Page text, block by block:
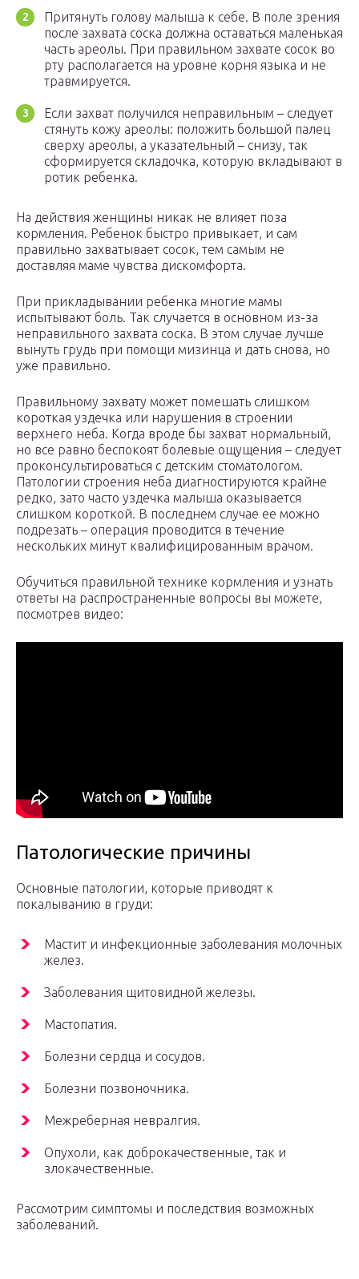
Притянуть голову малыша к себе. В поле зрения
после захвата соска должна оставаться маленькая
часть ареолы. При правильном захвате сосок во
рту располагается на уровне корня языка и не
травмируется.
Если захват получился неправильным – следует
стянуть кожу ареолы: положить большой палец
сверху ареолы, а указательный – снизу, так
сформируется складочка, которую вкладывают в
ротик ребенка.
На действия женщины никак не влияет поза
кормления. Ребенок быстро привыкает, и сам
правильно захватывает сосок, тем самым не
доставляя маме чувства дискомфорта.
При прикладывании ребенка многие мамы
испытывают боль. Так случается в основном из-за
неправильного захвата соска. В этом случае лучше
вынуть грудь при помощи мизинца и дать снова, но
уже правильно.
Правильному захвату может помешать слишком
короткая уздечка или нарушения в строении
верхнего неба. Когда вроде бы захват нормальный,
но все равно беспокоят болевые ощущения – следует
проконсультироваться с детским стоматологом.
Патологии строения неба диагностируются крайне
редко, зато часто уздечка малыша оказывается
слишком короткой. В последнем случае ее можно
подрезать – операция проводится в течение
нескольких минут квалифицированным врачом.
Обучиться правильной технике кормления и узнать
ответы на распространенные вопросы вы можете,
посмотрев видео:
Патологические причины
Основные патологии, которые приводят к
покалыванию в груди:
Мастит и инфекционные заболевания молочных
желез.
Заболевания щитовидной железы.
Мастопатия.
Болезни сердца и сосудов.
Болезни позвоночника.
Межреберная невралгия.
Опухоли, как доброкачественные, так и
злокачественные.
Рассмотрим симптомы и последствия возможных
заболеваний.